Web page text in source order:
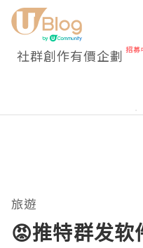
社群創作有價企劃
旅遊
😡推特群发软